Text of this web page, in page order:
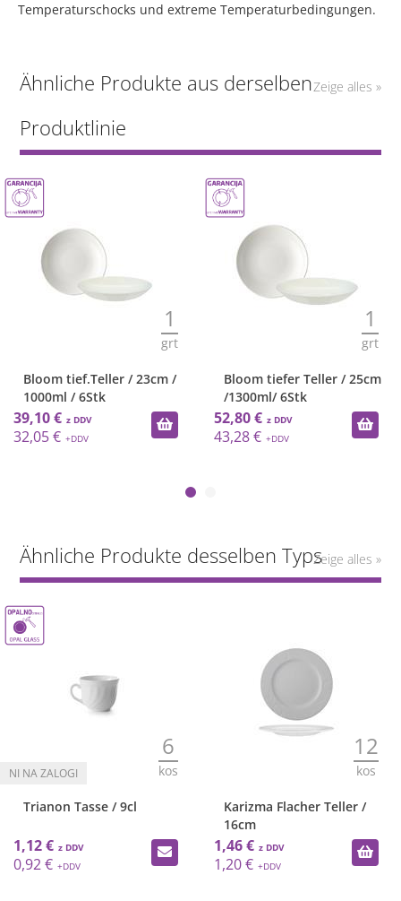
Temperaturschocks und extreme Temperaturbedingungen.
Ähnliche Produkte aus derselben
Produktlinie
Zeige alles »
1
grt
Bloom tief.Teller / 23cm /
1000ml / 6Stk
39,10 €
32,05 €
1
grt
Bloom tiefer Teller / 25cm
/1300ml/ 6Stk
52,80 €
43,28 €
Ähnliche Produkte desselben TypsZeige alles »
6
kos
Trianon Tasse / 9cl
1,12 €
0,92 €
12
kos
Karizma Flacher Teller /
16cm
1,46 €
1,20 €